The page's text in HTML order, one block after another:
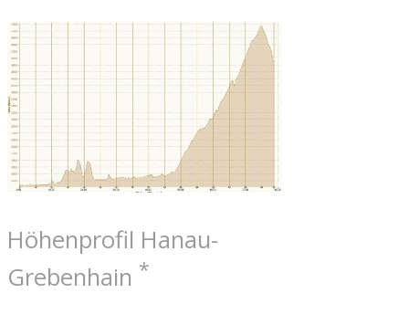
Höhenprofil Hanau-
Grebenhain *